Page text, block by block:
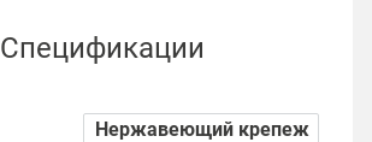
Спецификации
Нержавеющий крепеж